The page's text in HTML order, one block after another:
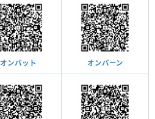
オンバット オンバーン